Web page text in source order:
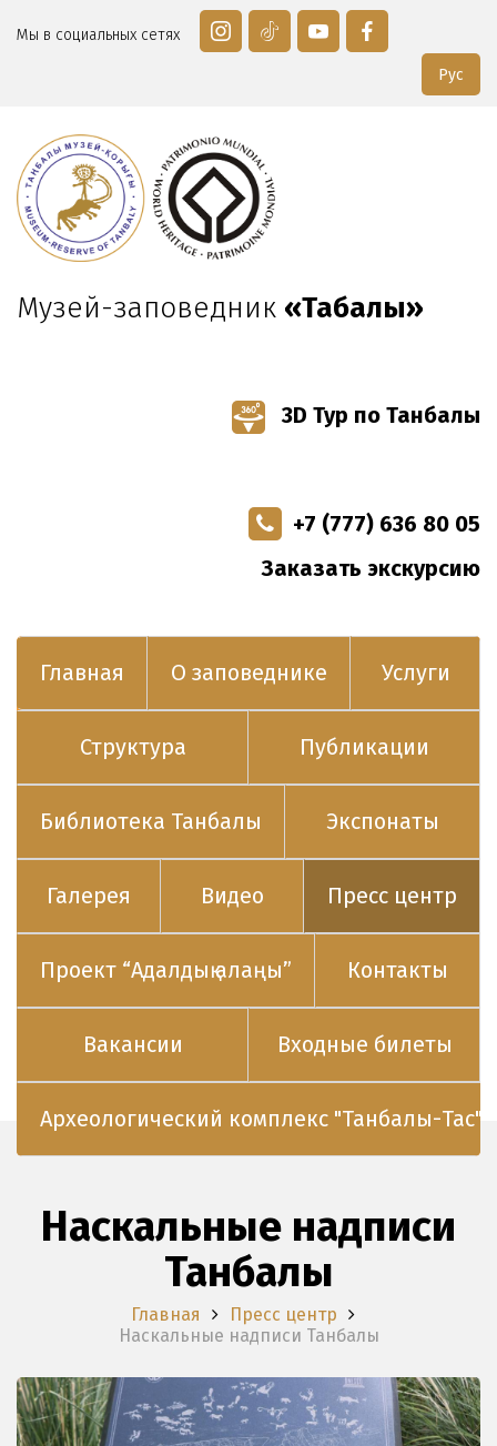
Мы в социальных сетях
Рус
Музей-заповедник «Таңбалы»
3D Тур по Танбалы
+7 (777) 636 80 05
Заказать экскурсию
Главная О заповеднике Услуги
Структура Публикации
Библиотека Танбалы Экспонаты
Галерея Видео Пресс центр
Проект “Адалдық алаңы” Контакты
Вакансии Входные билеты
Археологический комплекс "Танбалы-Тас"
Наскальные надписи
Танбалы
Главная
Пресс центр
Наскальные надписи Танбалы